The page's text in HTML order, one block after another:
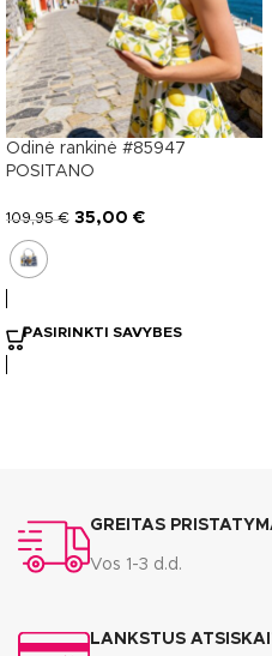
Odinė rankinė #85947
POSITANO
109,95€ 35,00 €
PASIRINKTI SAVYBES
GREITAS
Vos 1-3 d.d.
LANKSTUS